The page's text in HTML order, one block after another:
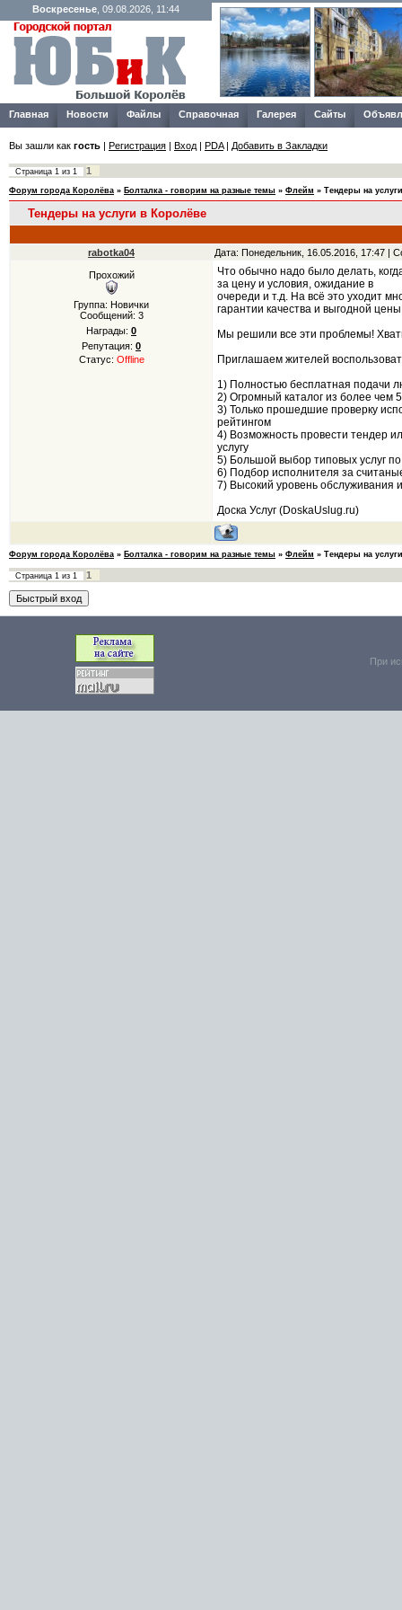
Воскресенье , 09.08.2026, 11:44
Главная Новости Файлы Справочная Галерея Сайты
Вы зашли как гость | Регистрация | Вход | PDA| Добавить в Закладки
Страница 1 из 1 1
Форум города Королёва » Болталка - говорим на разные темы » Флейм » Тендеры на
Тендеры на услуги в Королёве
rabotka04 Дата: Понедельник, 16.05.2016, 17:47 |
Прохожий
Группа: Новички
Сообщений: 3
Награды: 0
Репутация: 0
Статус: Offline
Что обычно надо было делать,
за цену и условия, ожидание в
очереди и т.д. На всё это уходит
гарантии качества и выгодной
Мы решили все эти проблемы!
Приглашаем жителей
1) Полностью бесплатная подачи
2) Огромный каталог из более чем
3) Только прошедшие проверку
рейтингом
4) Возможность провести тендер
услугу
5) Большой выбор типовых услуг
6) Подбор исполнителя за
7) Высокий уровень обслуживания
Доска Услуг (DoskaUslug.ru)
Форум города Королёва » Болталка - говорим на разные темы » Флейм » Тендеры на
Страница 1 из 1 1
При